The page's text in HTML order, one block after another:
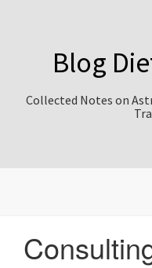
Blog
Collected Notes on